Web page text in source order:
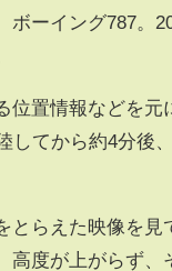
ーイング787。
位置情報などを
してから約4分後
とらえた映像を
高度が上がらず